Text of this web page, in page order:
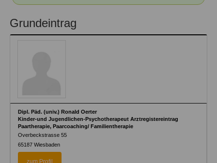
Grundeintrag
Dipl. Päd. (univ.) Ronald Oerter
Kinder-und Jugendlichen-Psychotherapeut Arztregistereintrag
Paartherapie, Paarcoaching/ Familientherapie
Overbeckstrasse 55
65187 Wiesbaden
zum Profil